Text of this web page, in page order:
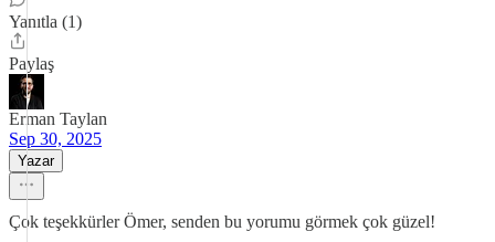
Yanıtla (1)
Paylaş
Erman Taylan
Sep 30, 2025
Yazar
Çok teşekkürler Ömer, senden bu yorumu görmek çok güzel!